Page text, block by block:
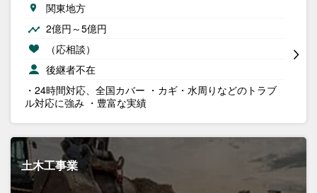
関東地方
2億円～5億円
（応相談）
後継者不在
・24時間対応、全国カバー ・カギ・水周りなどのトラブ
ル対応に強み ・豊富な実績
土木工事業